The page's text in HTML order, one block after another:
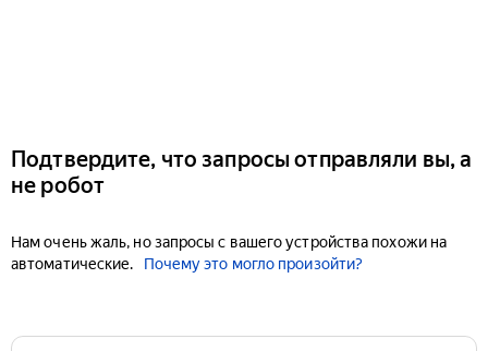
Подтвердите, что запросы отправляли вы, а
не робот
Нам очень жаль, но запросы с вашего устройства похожи на
автоматические.
Почему это могло произойти?